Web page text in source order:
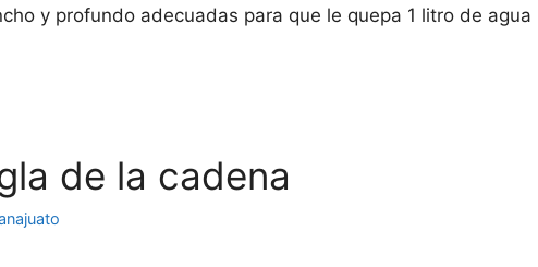
y profundo adecuadas para que le quepa 1 litro de
de la cadena